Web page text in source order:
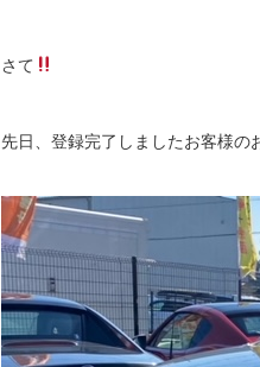
さて
先日、登録完了しましたお客様の